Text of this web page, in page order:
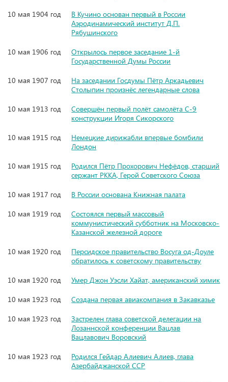
10 мая 1904 год
В Кучино основан первый в России
Аэродинамический институт Д.П.
Рябушинского
10 мая 1906 год
Открылось первое заседание 1-й
Государственной Думы России
10 мая 1907 год
На заседании Госдумы Пётр Аркадьевич
Столыпин произнёс легендарные слова
10 мая 1913 год
Совершён первый полёт самолёта С-9
конструкции Игоря Сикорского
10 мая 1915 год
Немецкие дирижабли впервые бомбили
Лондон
10 мая 1915 год
Родился Пётр Прохорович Нефёдов, старший
сержант РККА, Герой Советского Союза
10 мая 1917 год
В России основана Книжная палата
10 мая 1919 год
Состоялся первый массовый
коммунистический субботник на Московско-
Казанской железной дороге
10 мая 1920 год
Персидское правительство Восуга од-Доуле
обратилось к советскому правительству
10 мая 1920 год
Умер Джон Уэсли Хайат, американский химик
10 мая 1923 год
Создана первая авиакомпания в Закавказье
10 мая 1923 год
Застрелен глава советской делегации на
Лозаннской конференции Вацлав
Вацлавович Воровский
10 мая 1923 год
Родился Гейдар Алиевич Алиев, глава
Азербайджанской ССР